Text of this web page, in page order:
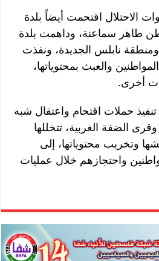
الاحتلال اقتحمت أيضاً بلدة
طاهر سماعنة، وداهمت بلدة
ومنطقة نابلس الجديدة، ونفذت
والعبث بمحتوياتها،
أخرى.
حملات اقتحام واعتقال شبه
الضفة الغربية، تتخللها
وتخريب محتوياتها، إلى
واحتجازهم خلال عمليات